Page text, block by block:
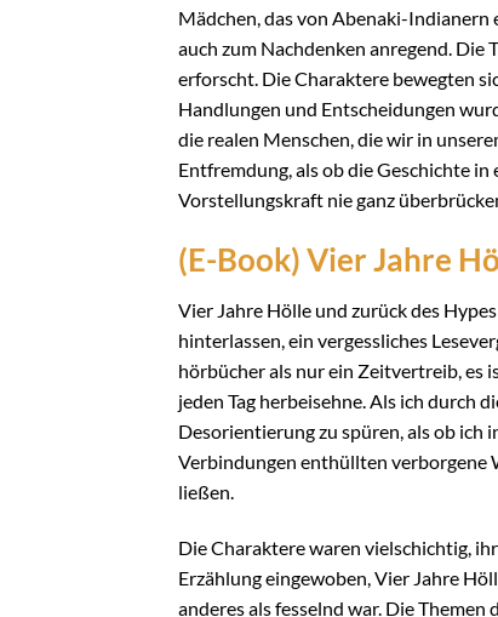
Mädchen, das von Abenaki-
auch zum Nachdenken anregend.
erforscht. Die Charaktere bewegten
Handlungen und Entscheidungen
die realen Menschen, die wir in
Entfremdung, als ob die Geschichte
Vorstellungskraft nie ganz
(E-Book) Vier Jahre
Vier Jahre Hölle und zurück des
hinterlassen, ein vergessliches
hörbücher als nur ein Zeitvertreib, es
jeden Tag herbeisehne. Als ich durch
Desorientierung zu spüren, als ob ich
Verbindungen enthüllten verborgene
ließen.
Die Charaktere waren vielschichtig,
Erzählung eingewoben, Vier Jahre
anderes als fesselnd war. Die